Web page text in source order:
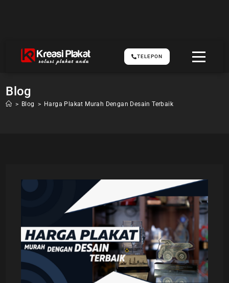
TELEPON
Blog
> Blog > Harga Plakat Murah Dengan Desain Terbaik